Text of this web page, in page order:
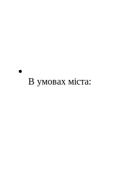
В умовах міста: